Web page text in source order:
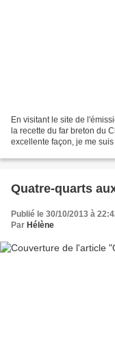
En visitant le site de
la recette du far breton du
excellente façon, je me
Quatre-quarts
Publié le 30/10/2013 à
Par Hélène